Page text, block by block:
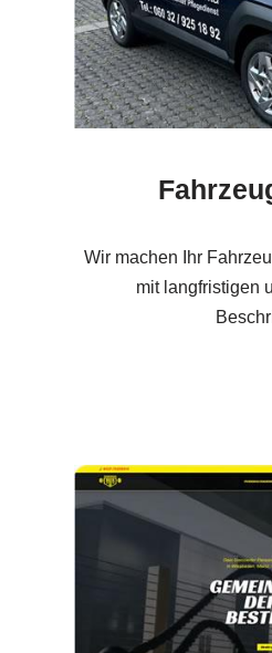
Wir machen Ihr
mit langfristigen